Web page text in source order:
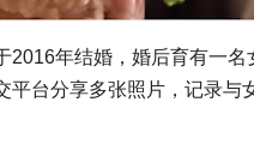
2016年结婚，婚后育有一
平台分享多张照片，记录与